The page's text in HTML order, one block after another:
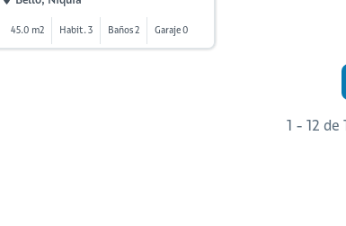
45.0 m2 Habit. 3 Baños 2 Garaje 0
1 - 12 de